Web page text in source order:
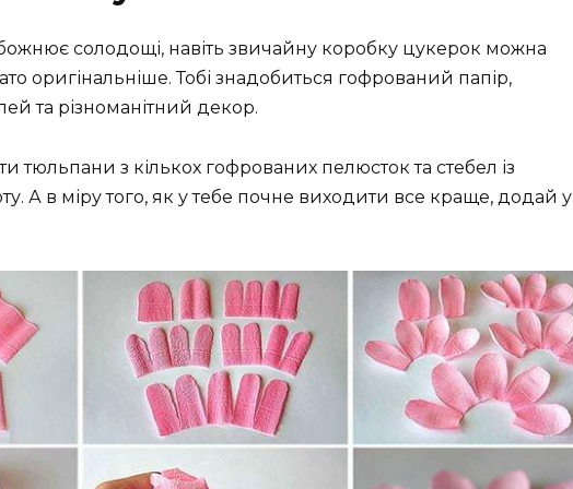
солодощі, навіть звичайну коробку цукерок можна
оригінальніше. Тобі знадобиться гофрований папір,
та різноманітний декор.
тюльпани з кількох гофрованих пелюсток та стебел із
А в міру того, як у тебе почне виходити все краще, додай у